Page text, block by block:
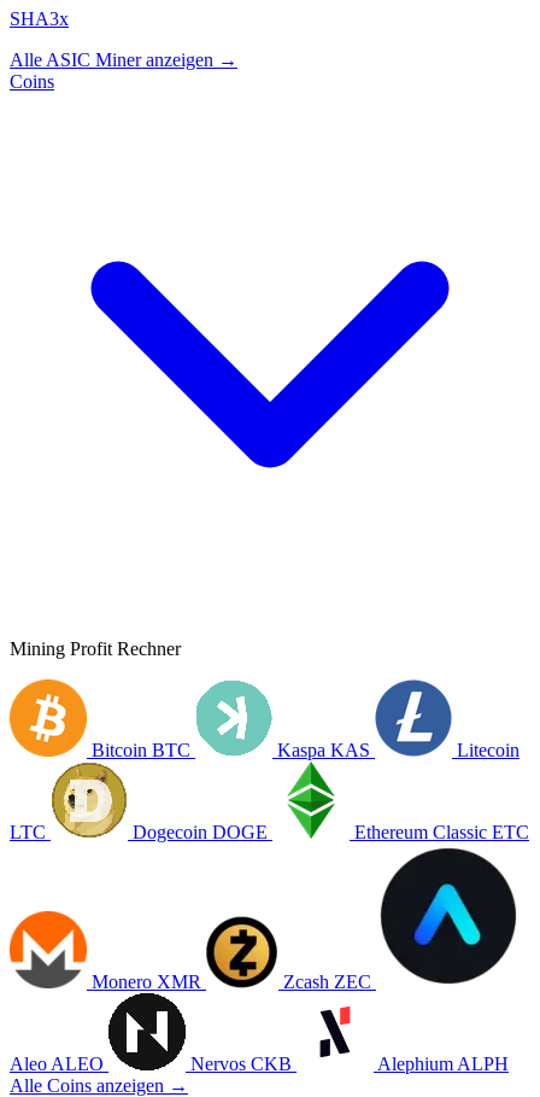
SHA3x
Alle ASIC Miner anzeigen →
Coins
Mining Profit Rechner
Bitcoin BTC Kaspa KAS Litecoin
LTC Dogecoin DOGE Ethereum Classic ETC
Monero XMR Zcash ZEC
Aleo ALEO Nervos CKB Alephium ALPH
Alle Coins anzeigen →